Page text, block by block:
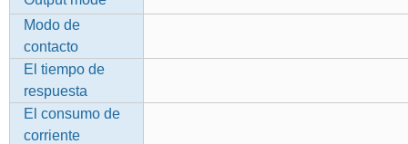
Modo de
contacto
El tiempo de
respuesta
El consumo de
corriente